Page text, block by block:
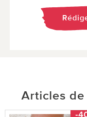
Articles
-